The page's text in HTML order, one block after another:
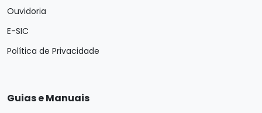
Ouvidoria
E-SIC
Política de Privacidade
Guias e Manuais